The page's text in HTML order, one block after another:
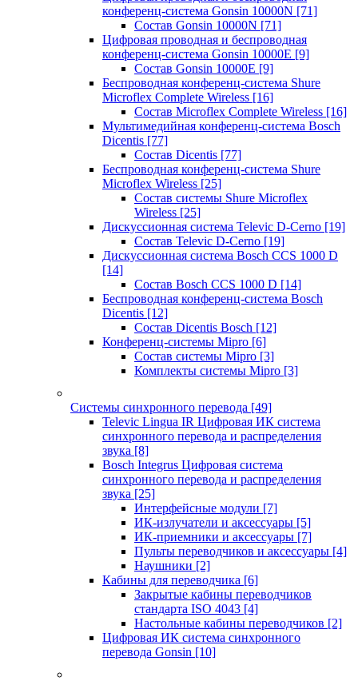
конференц-система Gonsin 10000N [71]
Состав Gonsin 10000N [71]
Цифровая проводная и беспроводная
конференц-система Gonsin 10000E [9]
Состав Gonsin 10000E [9]
Беспроводная конференц-система Shure
Microflex Complete Wireless [16]
Состав Microflex Complete Wireless [16]
Мультимедийная конференц-система Bosch
Dicentis [77]
Состав Dicentis [77]
Беспроводная конференц-система Shure
Microflex Wireless [25]
Состав системы Shure Microflex
Wireless [25]
Дискуссионная система Televic D-Cerno [19]
Состав Televic D-Cerno [19]
Дискуссионная система Bosch CCS 1000 D
[14]
Состав Bosch CCS 1000 D [14]
Беспроводная конференц-система Bosch
Dicentis [12]
Состав Dicentis Bosch [12]
Конференц-системы Mipro [6]
Состав системы Mipro [3]
Комплекты системы Mipro [3]
Системы синхронного перевода [49]
Televic Lingua IR Цифровая ИК система
синхронного перевода и распределения
звука [8]
Bosch Integrus Цифровая система
синхронного перевода и распределения
звука [25]
Интерфейсные модули [7]
ИК-излучатели и аксессуары [5]
ИК-приемники и аксессуары [7]
Пульты переводчиков и аксессуары [4]
Наушники [2]
Кабины для переводчика [6]
Закрытые кабины переводчиков
стандарта ISO 4043 [4]
Настольные кабины переводчиков [2]
Цифровая ИК система синхронного
перевода Gonsin [10]